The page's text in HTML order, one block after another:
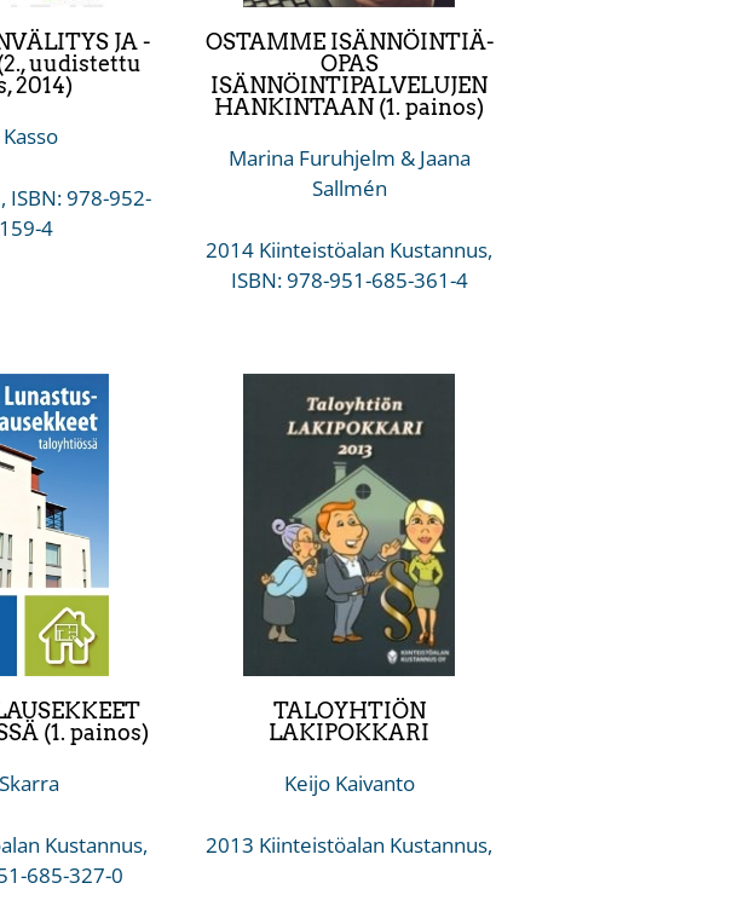
JA -
uudistettu
2014)
ISBN: 978-952-
4
OSTAMME ISÄNNÖINTIÄ-
OPAS
ISÄNNÖINTIPALVELUJEN
HANKINTAAN (1. painos)
Marina Furuhjelm & Jaana
Sallmén
2014 Kiinteistöalan Kustannus,
ISBN: 978-951-685-361-4
(1. painos)
Kustannus,
685-327-0
TALOYHTIÖN
LAKIPOKKARI
Keijo Kaivanto
2013 Kiinteistöalan Kustannus,